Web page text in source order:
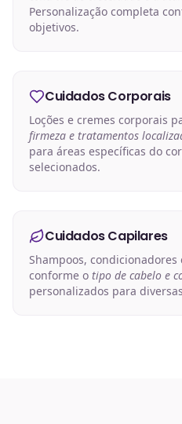
Personalização completa
objetivos.
Cuidados Corporais
Loções e cremes corporais
firmeza e tratamentos
para áreas específicas do
selecionados.
Cuidados Capilares
Shampoos,
conforme o tipo de cabelo e
personalizados para